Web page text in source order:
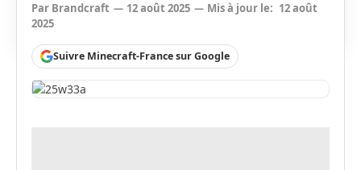
Par Brandcraft 12 août 2025 Mis à jour le: 12 août
2025
Suivre Minecraft-France sur Google